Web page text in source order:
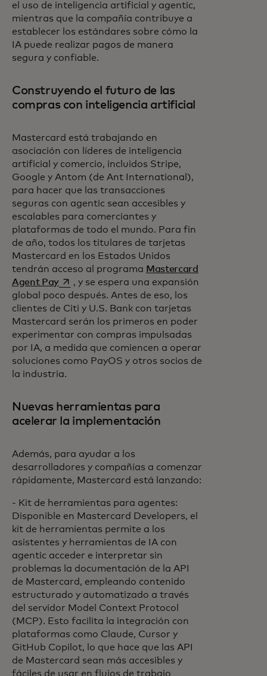
el uso de inteligencia artificial y agentic,
mientras que la compañía contribuye a
establecer los estándares sobre cómo la
IA puede realizar pagos de manera
segura y confiable.
Construyendo el futuro de las
compras con inteligencia artificial
Mastercard está trabajando en
asociación con líderes de inteligencia
artificial y comercio, incluidos Stripe,
Google y Antom (de Ant International),
para hacer que las transacciones
seguras con agentic sean accesibles y
escalables para comerciantes y
plataformas de todo el mundo. Para fin
de año, todos los titulares de tarjetas
Mastercard en los Estados Unidos
tendrán acceso al programa Mastercard
Agent Payse abre en una pestaña nueva
, y se espera una expansión
global poco después. Antes de eso, los
clientes de Citi y U.S. Bank con tarjetas
Mastercard serán los primeros en poder
experimentar con compras impulsadas
por IA, a medida que comiencen a operar
soluciones como PayOS y otros socios de
la industria.
Nuevas herramientas para
acelerar la implementación
Además, para ayudar a los
desarrolladores y compañías a comenzar
rápidamente, Mastercard está lanzando:
- Kit de herramientas para agentes:
Disponible en Mastercard Developers, el
kit de herramientas permite a los
asistentes y herramientas de IA con
agentic acceder e interpretar sin
problemas la documentación de la API
de Mastercard, empleando contenido
estructurado y automatizado a través
del servidor Model Context Protocol
(MCP). Esto facilita la integración con
plataformas como Claude, Cursor y
GitHub Copilot, lo que hace que las API
de Mastercard sean más accesibles y
fáciles de usar en flujos de trabajo